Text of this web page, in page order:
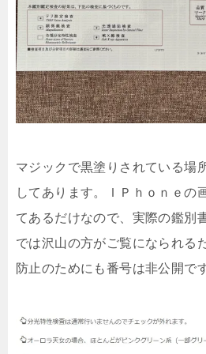
マジックで黒塗りされている場
してあります。ＩＰｈｏｎｅの
てあるだけなので、実際の鑑別
では沢山の方がご覧になられる
防止のためにも番号は非公開です